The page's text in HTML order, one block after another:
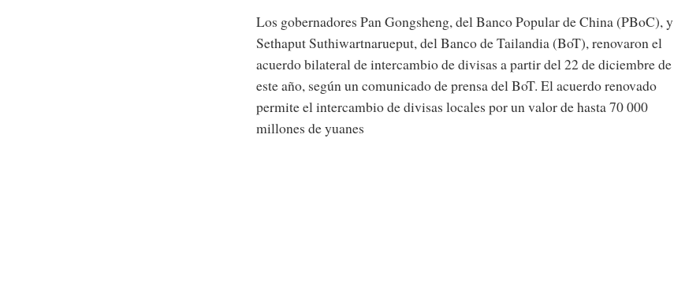
Los gobernadores Pan Gongsheng, del Banco Popular de China (PBoC), y
Sethaput Suthiwartnarueput, del Banco de Tailandia (BoT), renovaron el
acuerdo bilateral de intercambio de divisas a partir del 22 de diciembre de
este año, según un comunicado de prensa del BoT. El acuerdo renovado
permite el intercambio de divisas locales por un valor de hasta 70 000
millones de yuanes